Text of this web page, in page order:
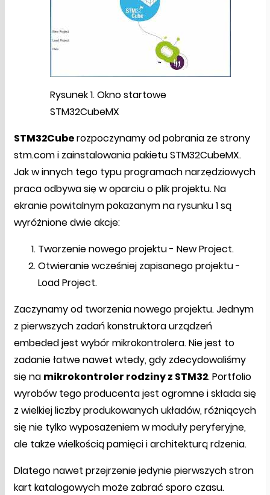
Rysunek 1. Okno startowe
STM32CubeMX
STM32Cuberozpoczynamy od pobrania ze strony
stm.com i zainstalowania pakietu STM32CubeMX.
Jak w innych tego typu programach narzędziowych
praca odbywa się w oparciu o plik projektu. Na
ekranie powitalnym pokazanym na rysunku 1 są
wyróżnione dwie akcje:
Tworzenie nowego projektu - New Project.
Otwieranie wcześniej zapisanego projektu -
Load Project.
Zaczynamy od tworzenia nowego projektu. Jednym
z pierwszych zadań konstruktora urządzeń
embeded jest wybór mikrokontrolera. Nie jest to
zadanie łatwe nawet wtedy, gdy zdecydowaliśmy
się na mikrokontroler rodziny z STM32. Portfolio
wyrobów tego producenta jest ogromne i składa się
z wielkiej liczby produkowanych układów, różniących
się nie tylko wyposażeniem w moduły peryferyjne,
ale także wielkością pamięci i architekturą rdzenia.
Dlatego nawet przejrzenie jedynie pierwszych stron
kart katalogowych może zabrać sporo czasu.